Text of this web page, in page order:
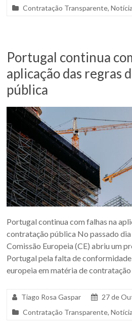
Contratação Transparente,
Portugal continua
aplicação das regras
pública
Portugal continua com falhas na
contratação pública No passado
Comissão Europeia (CE) abriu um
Portugal pela falta de
europeia em matéria de contratação
Tiago Rosa Gaspar
27 de
Contratação Transparente,